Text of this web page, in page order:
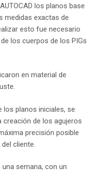
los planos base
medidas exactas de
esto fue necesario
los cuerpos de los PIGs
en material de
los planos iniciales, se
creación de los agujeros
precisión posible
cliente.
semana, con un